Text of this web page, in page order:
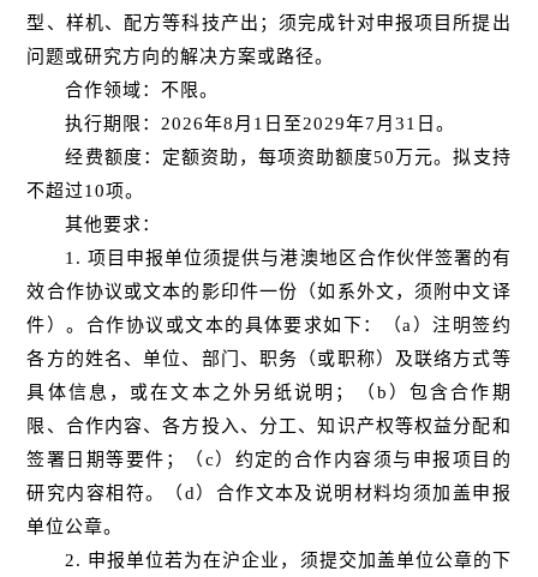
型、样机、配方等科技产出；须完成针对申报项目所提出
问题或研究方向的解决方案或路径。
合作领域：不限。
执行期限：2026年8月1日至2029年7月31日。
经费额度：定额资助，每项资助额度50万元。拟支持
不超过10项。
其他要求：
1. 项目申报单位须提供与港澳地区合作伙伴签署的有
效合作协议或文本的影印件一份（如系外文，须附中文译
件）。合作协议或文本的具体要求如下：（a）注明签约
各方的姓名、单位、部门、职务（或职称）及联络方式等
具体信息，或在文本之外另纸说明；（b）包含合作期
限、合作内容、各方投入、分工、知识产权等权益分配和
签署日期等要件；（c）约定的合作内容须与申报项目的
研究内容相符。（d）合作文本及说明材料均须加盖申报
单位公章。
2. 申报单位若为在沪企业，须提交加盖单位公章的下